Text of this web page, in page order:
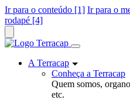
Ir para o conteúdo [1] Ir para o
rodapé [4]
A Terracap
Conheça a Terracap
Quem somos,
etc.